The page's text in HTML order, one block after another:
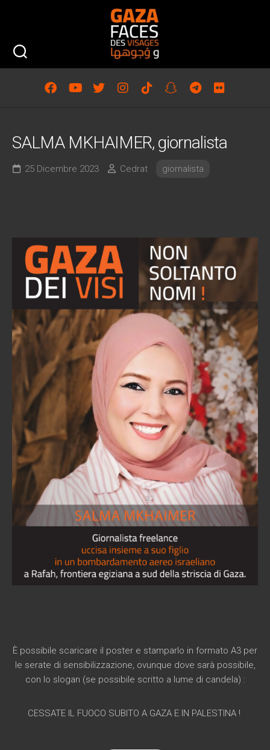
SALMA MKHAIMER, giornalista
25 Dicembre 2023 Cedrat giornalista
È possibile scaricare il poster e stamparlo in formato A3 per
le serate di sensibilizzazione, ovunque dove sarà possibile,
con lo slogan (se possibile scritto a lume di candela) :
CESSATE IL FUOCO SUBITO A GAZA E IN PALESTINA !